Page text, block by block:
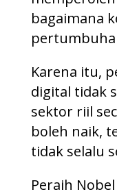
bagaimana
Karena itu,
digital tidak
sektor riil
boleh naik,
tidak selalu
Peraih